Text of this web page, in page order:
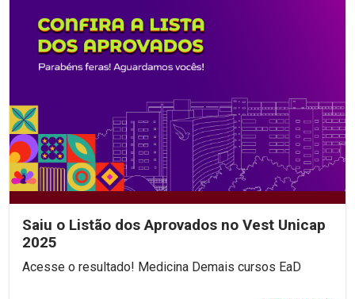
Saiu o Listão dos Aprovados no Vest Unicap
2025
Acesse o resultado! Medicina Demais cursos EaD